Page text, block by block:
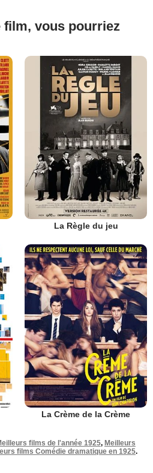
film, vous pourriez
La Règle du jeu
La Crème de la Crème
films de l'année 1925, Meilleurs
films Comédie dramatique en 1925.